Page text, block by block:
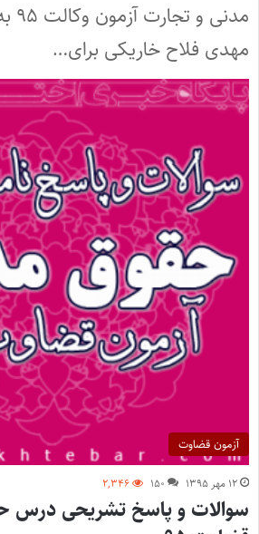
مهدی فلاح خاریکی برای…
آزمون قضاوت
۱۲ مهر ۱۳۹۵ ۱۵۰ ۲,۳۴۶
سوالات و پاسخ تشریحی درس